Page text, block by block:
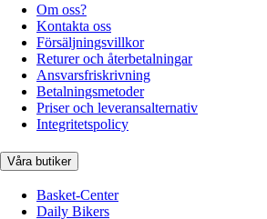
Om oss?
Kontakta oss
Försäljningsvillkor
Returer och återbetalningar
Ansvarsfriskrivning
Betalningsmetoder
Priser och leveransalternativ
Integritetspolicy
Våra butiker
Basket-Center
Daily Bikers